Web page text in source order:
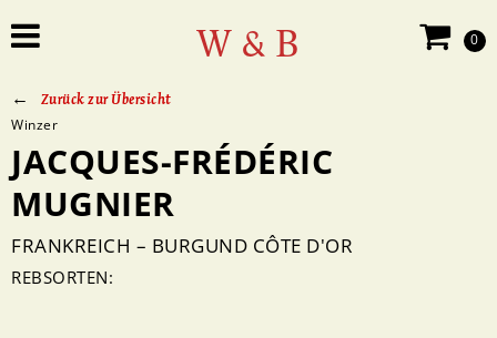
0
W & B
Zurück zur Übersicht
Winzer
JACQUES-FRÉDÉRIC
MUGNIER
FRANKREICH – BURGUND CÔTE D'OR
REBSORTEN: